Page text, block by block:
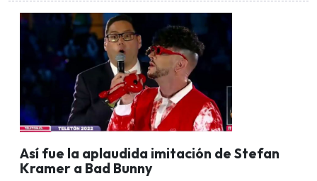
Así fue la aplaudida imitación de Stefan
Kramer a Bad Bunny